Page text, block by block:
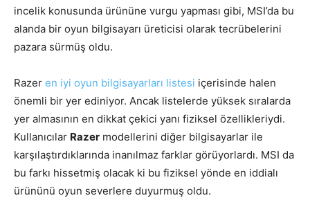
incelik konusunda ürününe vurgu yapması gibi, MSI’da bu
alanda bir oyun bilgisayarı üreticisi olarak tecrübelerini
pazara sürmüş oldu.
Razer en iyi oyun bilgisayarları listesi içerisinde halen
önemli bir yer ediniyor. Ancak listelerde yüksek sıralarda
yer almasının en dikkat çekici yanı fiziksel özellikleriydi.
Kullanıcılar Razer modellerini diğer bilgisayarlar ile
karşılaştırdıklarında inanılmaz farklar görüyorlardı. MSI da
bu farkı hissetmiş olacak ki bu fiziksel yönde en iddialı
ürününü oyun severlere duyurmuş oldu.